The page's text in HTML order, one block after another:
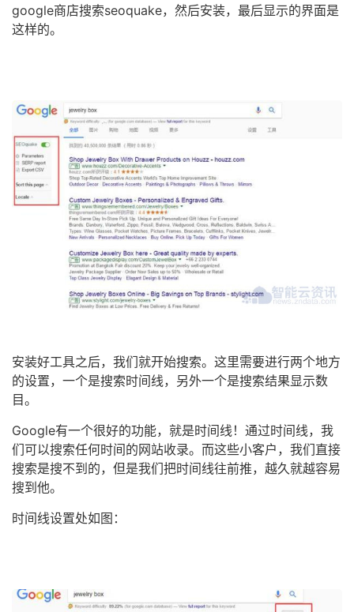
google商店搜索seoquake，然后安装，最后显示的界面是
这样的。
安装好工具之后，我们就开始搜索。这里需要进行两个地方
的设置，一个是搜索时间线，另外一个是搜索结果显示数
目。
Google有一个很好的功能，就是时间线！通过时间线，我
们可以搜索任何时间的网站收录。而这些小客户，我们直接
搜索是搜不到的，但是我们把时间线往前推，越久就越容易
搜到他。
时间线设置处如图：